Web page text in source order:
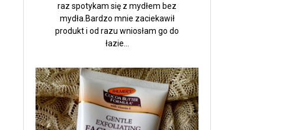
raz spotykam się z mydłem bez
mydła.Bardzo mnie zaciekawił
produkt i od razu wniosłam go do
łazie...